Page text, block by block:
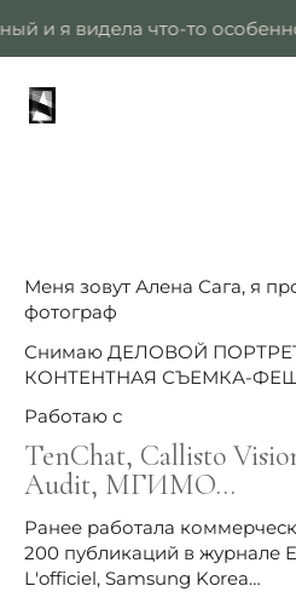
я видела что-то
Меня зовут Алена Сага, я
фотограф
Снимаю ДЕЛОВОЙ
КОНТЕНТНАЯ СЪЕМКА-
Работаю с
TenChat, Callisto
Audit, МГИМО…
Ранее работала
200 публикаций в журнале
L'officiel, Samsung Korea…